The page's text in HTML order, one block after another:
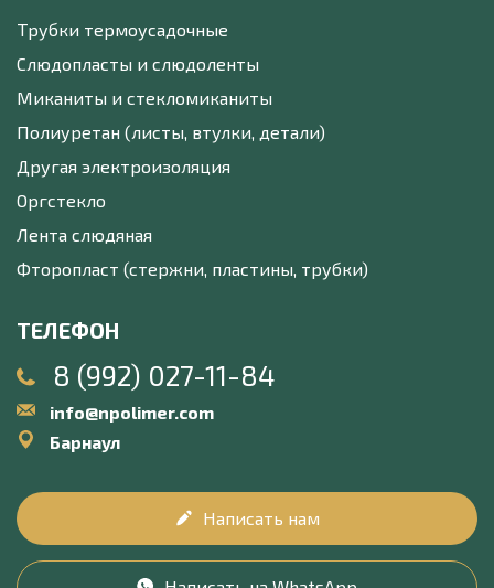
Трубки термоусадочные
Слюдопласты и слюдоленты
Миканиты и стекломиканиты
Полиуретан (листы, втулки, детали)
Другая электроизоляция
Оргстекло
Лента слюдяная
Фторопласт (стержни, пластины, трубки)
ТЕЛЕФОН
8 (992) 027-11-84
info@npolimer.com
Барнаул
Написать нам